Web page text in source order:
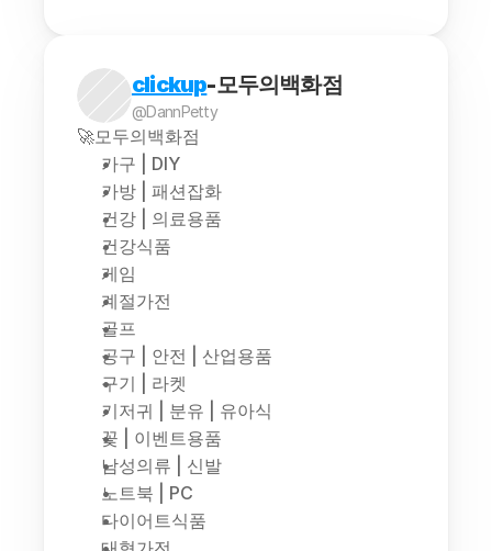
clickup-모두의백화점
@DannPetty
🚀모두의백화점
가구 | DIY
가방 | 패션잡화
건강 | 의료용품
건강식품
게임
계절가전
골프
공구 | 안전 | 산업용품
구기 | 라켓
기저귀 | 분유 | 유아식
꽃 | 이벤트용품
남성의류 | 신발
노트북 | PC
다이어트식품